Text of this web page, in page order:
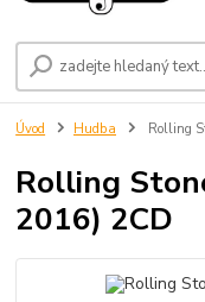
Úvod Hudba Rolling
Rolling
2016) 2CD